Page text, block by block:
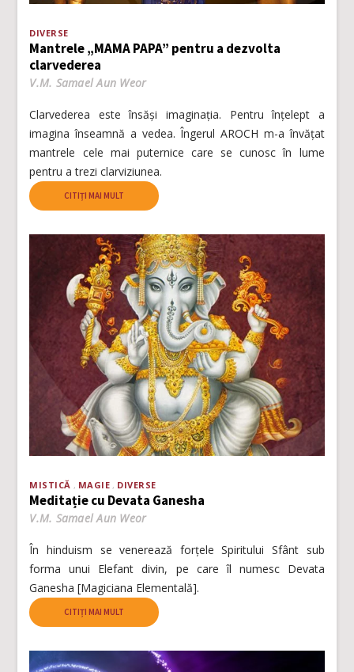
DIVERSE
Mantrele „MAMA PAPA” pentru a dezvolta
clarvederea
V.M. Samael Aun Weor
Clarvederea este însăși imaginația. Pentru înţelept a
imagina înseamnă a vedea. Îngerul AROCH m-a învăţat
mantrele cele mai puternice care se cunosc în lume
pentru a trezi clarviziunea.
CITIȚI MAI MULT
MISTICĂ MAGIE DIVERSE
Meditație cu Devata Ganesha
V.M. Samael Aun Weor
În hinduism se venerează forțele Spiritului Sfânt sub
forma unui Elefant divin, pe care îl numesc Devata
Ganesha [Magiciana Elementală].
CITIȚI MAI MULT